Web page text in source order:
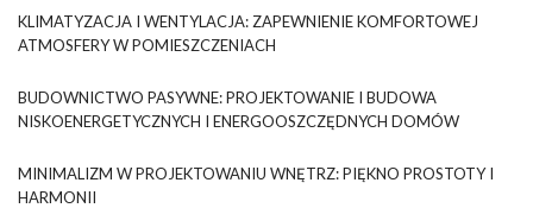
KLIMATYZACJA I WENTYLACJA: ZAPEWNIENIE KOMFORTOWEJ
ATMOSFERY W POMIESZCZENIACH
BUDOWNICTWO PASYWNE: PROJEKTOWANIE I BUDOWA
NISKOENERGETYCZNYCH I ENERGOOSZCZĘDNYCH DOMÓW
MINIMALIZM W PROJEKTOWANIU WNĘTRZ: PIĘKNO PROSTOTY I
HARMONII